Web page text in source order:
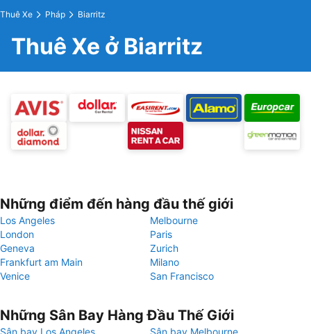
Thuê Xe Pháp Biarritz
Thuê Xe ở Biarritz
Những điểm đến hàng đầu thế giới
Los Angeles
Melbourne
London
Paris
Geneva
Zurich
Frankfurt am Main
Milano
Venice
San Francisco
Những Sân Bay Hàng Đầu Thế Giới
Sân bay Los Angeles
Sân bay Melbourne